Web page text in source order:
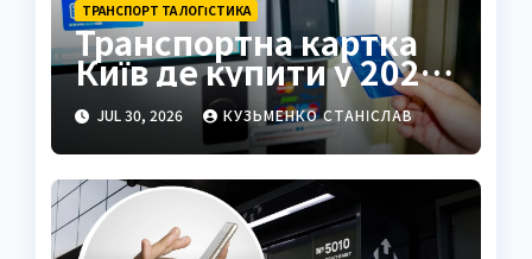
ТРАНСПОРТ ТА ЛОГІСТИКА
Транспортна картка
Київ де купити у 2026
році
JUL 30, 2026 КУЗЬМЕНКО СТАНІСЛАВ